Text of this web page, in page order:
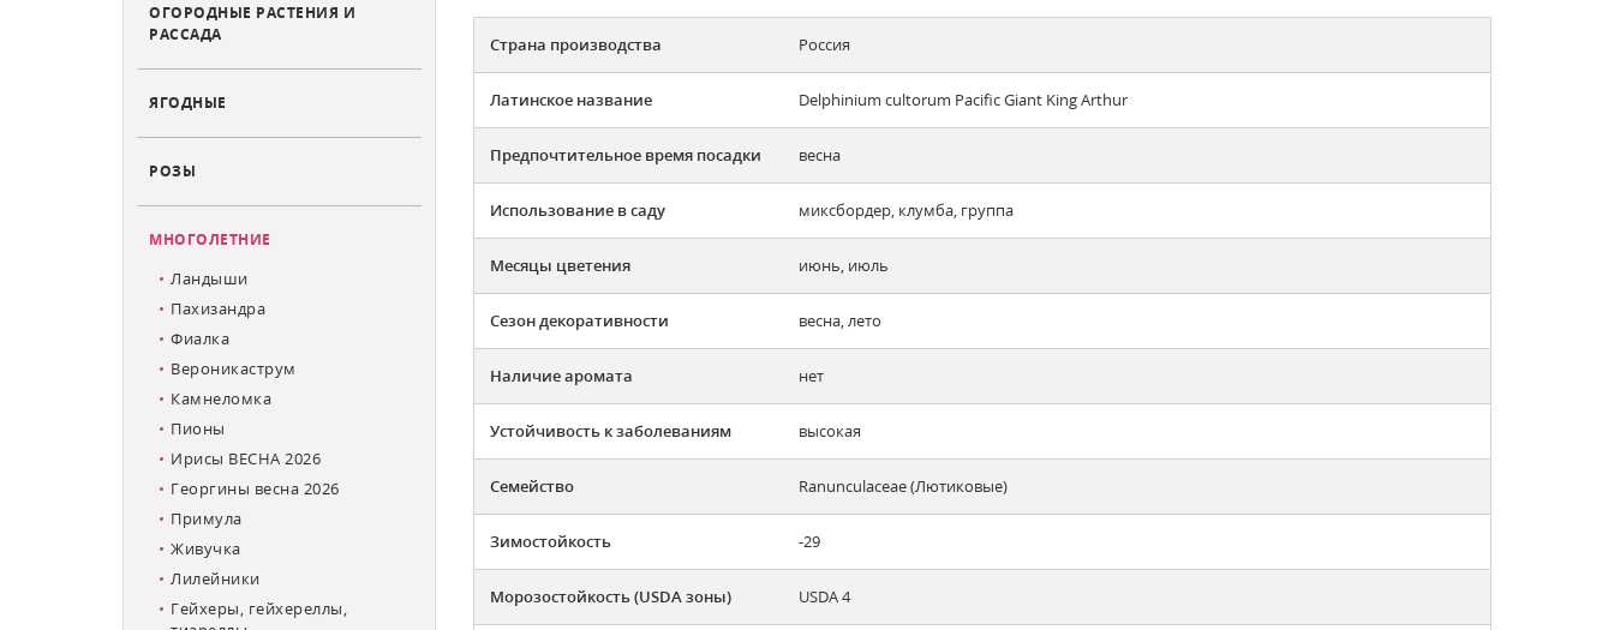
ОГОРОДНЫЕ РАСТЕНИЯ И
РАССАДА
ЯГОДНЫЕ
РОЗЫ
МНОГОЛЕТНИЕ
Ландыши
Пахизандра
Фиалка
Вероникаструм
Камнеломка
Пионы
Ирисы ВЕСНА 2026
Георгины весна 2026
Примула
Живучка
Лилейники
Гейхеры, гейхереллы,
Страна производства Россия
Латинское название Delphinium cultorum Pacific Giant King Arthur
Предпочтительное время посадки весна
Использование в саду миксбордер, клумба, группа
Месяцы цветения июнь, июль
Сезон декоративности весна, лето
Наличие аромата нет
Устойчивость к заболеваниям высокая
Семейство Ranunculaceae (Лютиковые)
Зимостойкость -29
Морозостойкость (USDA зоны) USDA 4